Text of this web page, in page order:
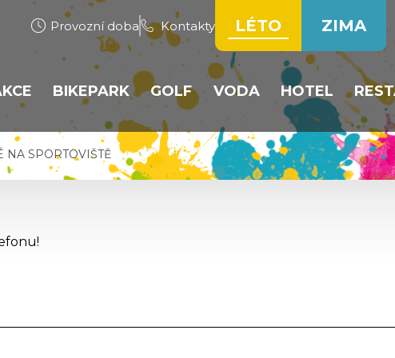
Provozní doba Kontakty LÉTO ZIMA
DRÁHA
BIKEPARK
TRATĚ
PUMP TRACK
GOLF
VEŘEJNÉ HŘIŠTĚ
REZERVACE GOLFU
VODA
VODNÍ NÁDRŽ
PLÁŽOVÝ VOLEJBAL
HOTEL
POKOJE
REZERVACE
NA SPORTOVIŠTĚ